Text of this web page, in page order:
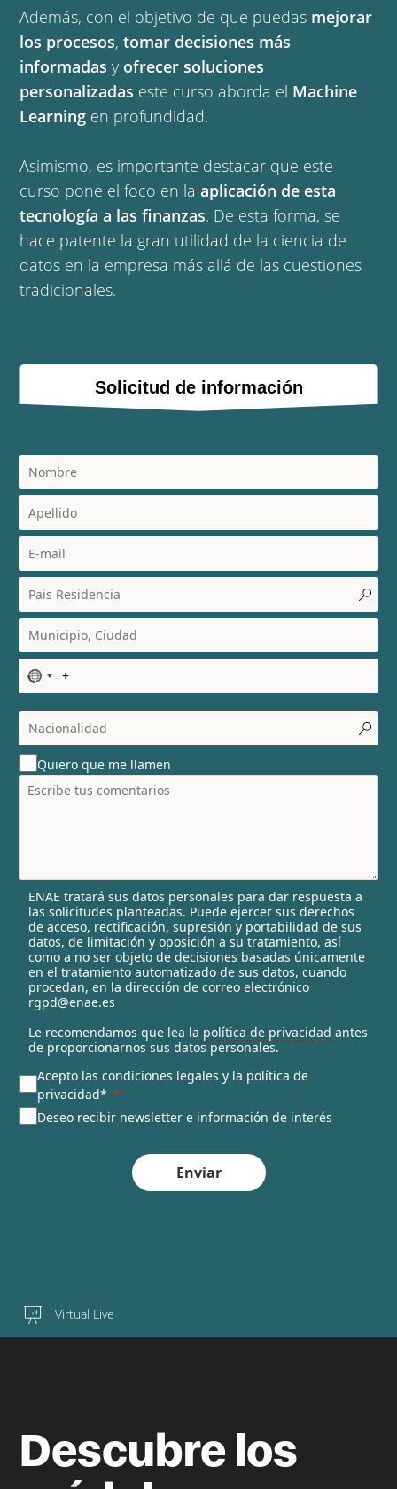
Además, con el objetivo de que puedas mejorar
los procesos,tomar decisiones más
informadas y ofrecer soluciones
personalizadas este curso aborda el Machine
Learning en profundidad.
Asimismo, es importante destacar que este
curso pone el foco en laaplicación de esta
tecnología a las finanzas. De esta forma, se
hace patente la gran utilidad de la ciencia de
datos en la empresa más allá de las cuestiones
tradicionales.
Solicitud de información
N
o
c
o
u
n
t
l
e
c
t
e
d
Quiero que me llamen
ENAE tratará sus datos personales para dar respuesta a
las solicitudes planteadas. Puede ejercer sus derechos
de acceso, rectificación, supresión y portabilidad de sus
datos, de limitación y oposición a su tratamiento, así
como a no ser objeto de decisiones basadas únicamente
en el tratamiento automatizado de sus datos, cuando
procedan, en la dirección de correo electrónico
rgpd@enae.es
Le recomendamos que lea la política de privacidad antes
de proporcionarnos sus datos personales.
Acepto las condiciones legales y la política de
privacidad*
Deseo recibir newsletter e información de interés
Enviar
Virtual Live
Descubre los